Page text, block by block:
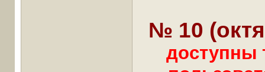
№ 10
доступны